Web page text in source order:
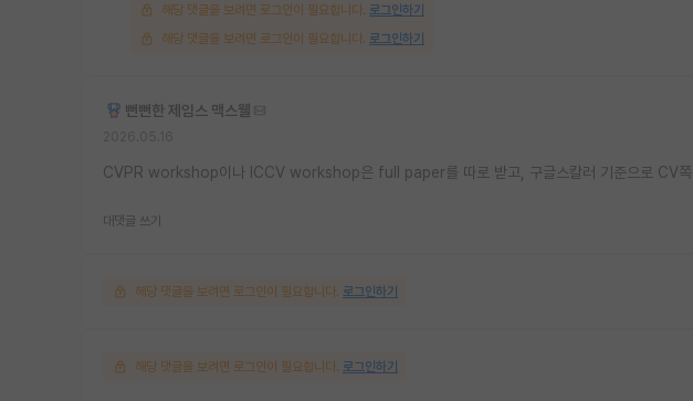
해당 댓글을 보려면 로그인이 필요합니다. 로그인하기
해당 댓글을 보려면 로그인이 필요합니다. 로그인하기
뻔뻔한 제임스 맥스웰
CVPR workshop이나 ICCV workshop은 full paper를 따로 받고, 구글스칼러 기준으로 CV쪽
대댓글 쓰기
해당 댓글을 보려면 로그인이 필요합니다. 로그인하기
해당 댓글을 보려면 로그인이 필요합니다. 로그인하기